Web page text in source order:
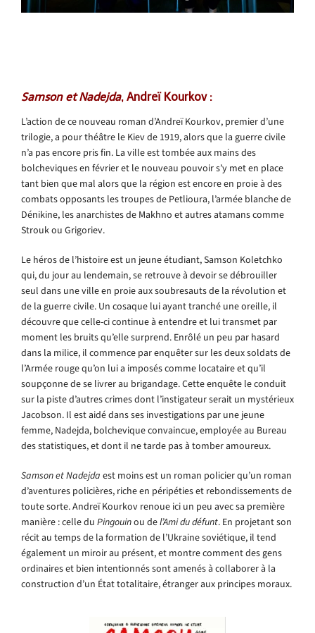
Samson et Nadejda, Andreï Kourkov :
L’action de ce nouveau roman d’Andreï Kourkov, premier d’une
trilogie, a pour théâtre le Kiev de 1919, alors que la guerre civile
n’a pas encore pris fin. La ville est tombée aux mains des
bolcheviques en février et le nouveau pouvoir s’y met en place
tant bien que mal alors que la région est encore en proie à des
combats opposants les troupes de Petlioura, l’armée blanche de
Dénikine, les anarchistes de Makhno et autres atamans comme
Strouk ou Grigoriev.
Le héros de l’histoire est un jeune étudiant, Samson Koletchko
qui, du jour au lendemain, se retrouve à devoir se débrouiller
seul dans une ville en proie aux soubresauts de la révolution et
de la guerre civile. Un cosaque lui ayant tranché une oreille, il
découvre que celle-ci continue à entendre et lui transmet par
moment les bruits qu’elle surprend. Enrôlé un peu par hasard
dans la milice, il commence par enquêter sur les deux soldats de
l’Armée rouge qu’on lui a imposés comme locataire et qu’il
soupçonne de se livrer au brigandage. Cette enquête le conduit
sur la piste d’autres crimes dont l’instigateur serait un mystérieux
Jacobson. Il est aidé dans ses investigations par une jeune
femme, Nadejda, bolchevique convaincue, employée au Bureau
des statistiques, et dont il ne tarde pas à tomber amoureux.
Samson et Nadejda est moins est un roman policier qu’un roman
d’aventures policières, riche en péripéties et rebondissements de
toute sorte. Andreï Kourkov renoue ici un peu avec sa première
manière : celle du Pingouinou del’Ami du défunt. En projetant son
récit au temps de la formation de l’Ukraine soviétique, il tend
également un miroir au présent, et montre comment des gens
ordinaires et bien intentionnés sont amenés à collaborer à la
construction d’un État totalitaire, étranger aux principes moraux.